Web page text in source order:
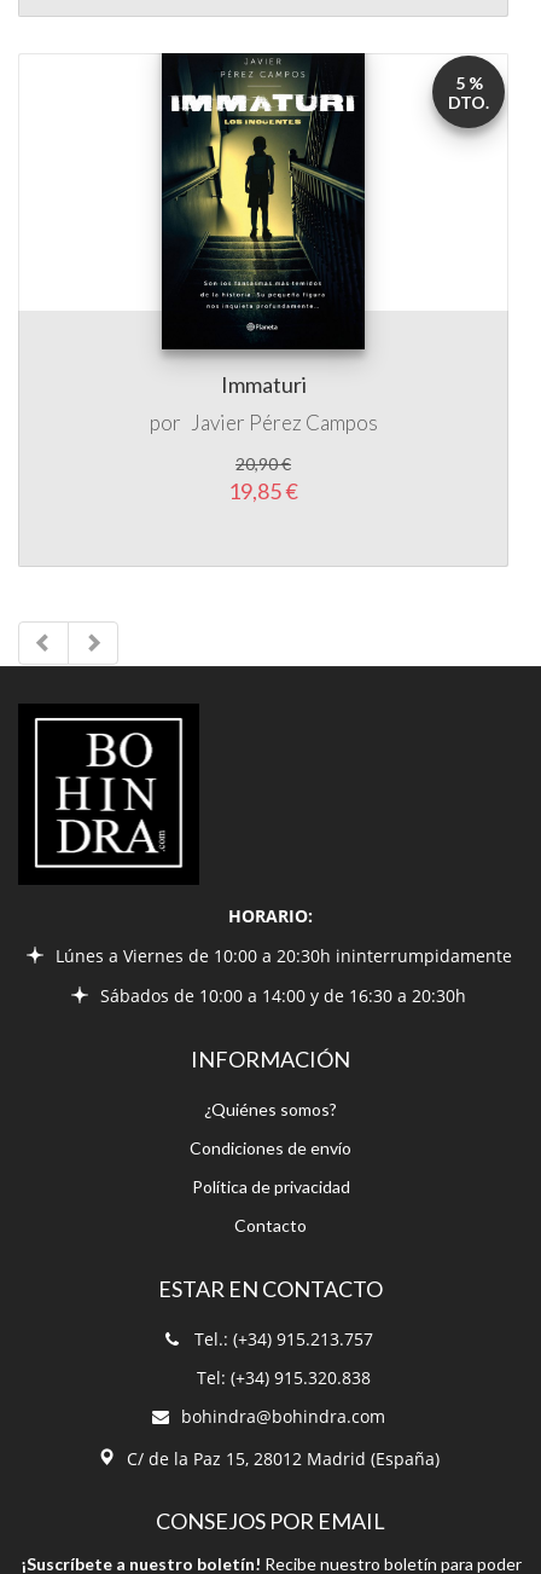
Immaturi
por Javier Pérez Campos
20,90 €
19,85 €
5 %
DTO.
LIBRERÍA
BOHINDRA
HORARIO:
Lúnes a Viernes de 10:00 a 20:30h ininterrumpidamente
Sábados de 10:00 a 14:00 y de 16:30 a 20:30h
INFORMACIÓN
¿Quiénes somos?
Condiciones de envío
Política de privacidad
Contacto
ESTAR EN CONTACTO
Tel.: (+34) 915.213.757
Tel: (+34) 915.320.838
bohindra@bohindra.com
C/ de la Paz 15, 28012 Madrid (España)
CONSEJOS POR EMAIL
¡Suscríbete a nuestro boletín! Recibe nuestro boletín para poder